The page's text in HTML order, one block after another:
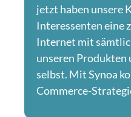
jetzt haben unsere
Interessenten eine
Internet mit
unseren Produkten
selbst. Mit Synoa
Commerce-